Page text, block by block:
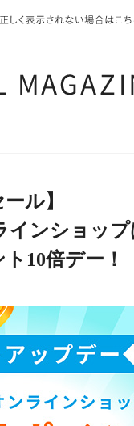
ール】
インショップ
10倍デー！